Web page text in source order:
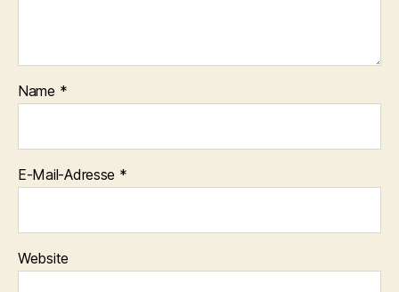
Name *
E-Mail-Adresse *
Website